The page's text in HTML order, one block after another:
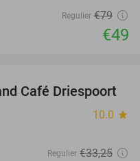
Regulier €79
€49
56%
Café Driespoort
10.0 star
Regulier €33,25